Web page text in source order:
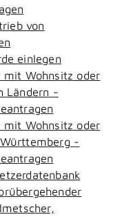
von
einlegen
mit Wohnsitz oder
Ländern -
mit Wohnsitz oder
-